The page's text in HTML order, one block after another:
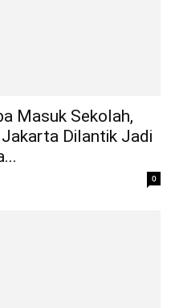
Masuk Sekolah,
Jakarta Dilantik Jadi
0